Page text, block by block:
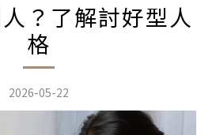
？了解討好型人
格
2026-05-22